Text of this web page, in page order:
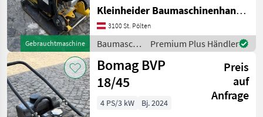
Gebrauchtmaschine
Kleinheider Baumaschinenhandel GmbH.
3100 St. Pölten
Baumaschinen
/ Bomag
Premium Plus Händler
Bomag BVP
18/45
Preis
auf
Anfrage
4 PS/3 kW
Bj. 2024